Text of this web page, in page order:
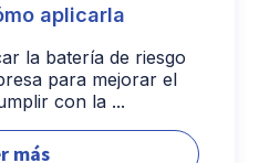
aplicarla
la batería de riesgo
para mejorar el
con la ...
más